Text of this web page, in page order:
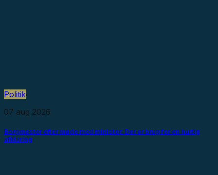
Politik
07 aug 2026
Borgmester efter møde med minister: Der er brug for en hurtig
afklaring